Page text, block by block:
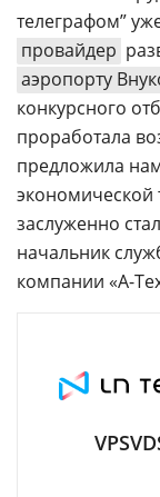
телеграфом”
провайдер
аэропорту
конкурсного
проработала
предложила
экономической
заслуженно
начальник
компании «А-